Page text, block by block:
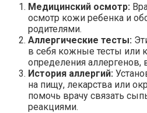
Медицинский осмотр:
осмотр кожи ребенка и
родителями.
Аллергические тесты:
в себя кожные тесты или
определения
История аллергий:
на пищу, лекарства или
помочь врачу связать
реакциями.